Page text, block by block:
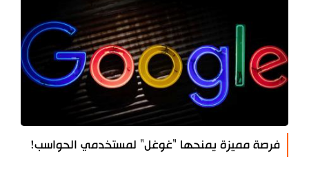
فرصة مميزة يمنحها "غوغل" لمستخدمي الحواسب!